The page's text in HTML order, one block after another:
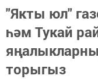
"Якты юл"
һәм Тукай
торыгыз